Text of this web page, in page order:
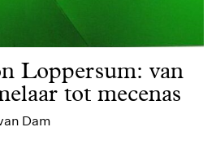
Loppersum: van
tot mecenas
Dam